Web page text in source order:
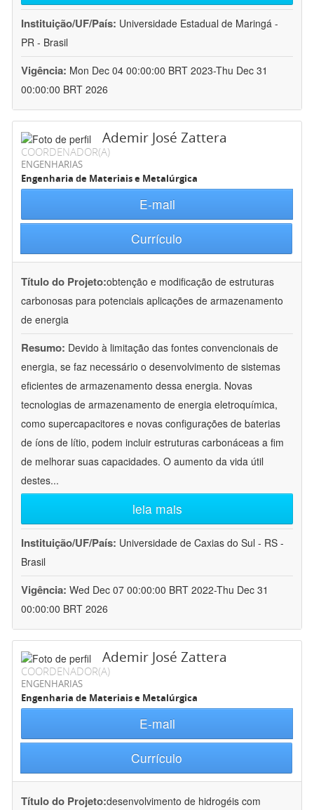
Instituição/UF/País: Universidade Estadual de Maringá -
PR - Brasil
Vigência: Mon Dec 04 00:00:00 BRT 2023-Thu Dec 31
00:00:00 BRT 2026
Ademir José Zattera
COORDENADOR(A)
ENGENHARIAS
Engenharia de Materiais e Metalúrgica
E-mail
Currículo
Título do Projeto:obtenção e modificação de estruturas
carbonosas para potenciais aplicações de armazenamento
de energia
Resumo: Devido à limitação das fontes convencionais de
energia, se faz necessário o desenvolvimento de sistemas
eficientes de armazenamento dessa energia. Novas
tecnologias de armazenamento de energia eletroquímica,
como supercapacitores e novas configurações de baterias
de íons de lítio, podem incluir estruturas carbonáceas a fim
de melhorar suas capacidades. O aumento da vida útil
destes...
leia mais
Instituição/UF/País: Universidade de Caxias do Sul - RS -
Brasil
Vigência: Wed Dec 07 00:00:00 BRT 2022-Thu Dec 31
00:00:00 BRT 2026
Ademir José Zattera
COORDENADOR(A)
ENGENHARIAS
Engenharia de Materiais e Metalúrgica
E-mail
Currículo
Título do Projeto:desenvolvimento de hidrogéis com